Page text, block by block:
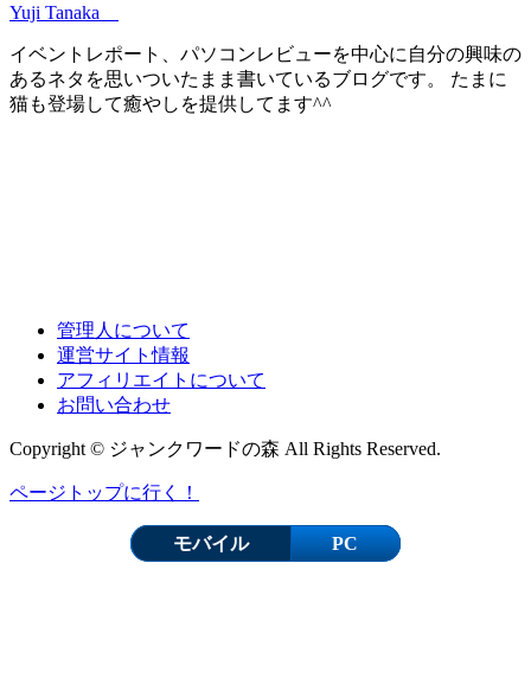
Yuji Tanaka
イベントレポート、パソコンレビューを中心に自分の興味の
あるネタを思いついたまま書いているブログです。 たまに
猫も登場して癒やしを提供してます^^
管理人について
運営サイト情報
アフィリエイトについて
お問い合わせ
Copyright © ジャンクワードの森 All Rights Reserved.
ページトップに行く！
モバイル PC